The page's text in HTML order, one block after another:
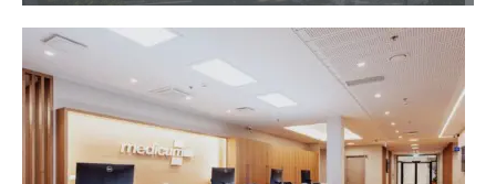
Lääkekaapit ja erikoiskalusteet Raplan sairaalan
ensihoitoosastoolle. Raplan kaupunki, Viro.